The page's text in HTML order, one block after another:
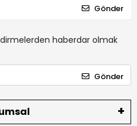
Gönder
haberdar olmak
Gönder